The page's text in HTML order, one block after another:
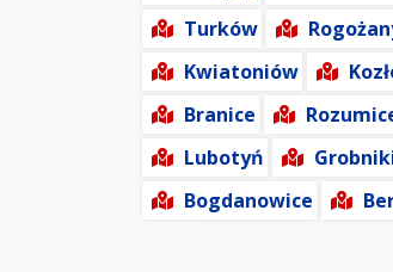
Turków
Kwiatoniów
Branice
Lubotyń
Bogdanowice